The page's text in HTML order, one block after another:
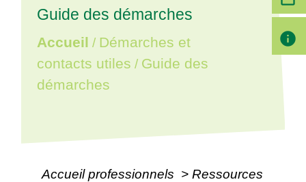
Guide des démarches
Accueil / Démarches et
contacts utiles / Guide des
démarches
Accueil professionnels > Ressources
info